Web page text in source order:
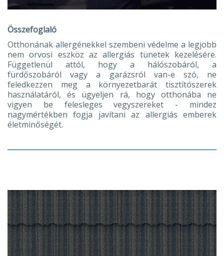
Összefoglaló
Otthonának allergénekkel szembeni védelme a legjobb
nem orvosi eszköz az allergiás tünetek kezelésére.
Függetlenül attól, hogy a hálószobáról, a
fürdőszobáról vagy a garázsról van-e szó, ne
feledkezzen meg a környezetbarát tisztítószerek
használatáról, és ügyeljen rá, hogy otthonába ne
vigyen be felesleges vegyszereket - mindez
nagymértékben fogja javítani az allergiás emberek
életminőségét.